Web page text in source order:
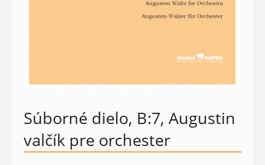
Súborné dielo, B:7, Augustin
valčík pre orchester